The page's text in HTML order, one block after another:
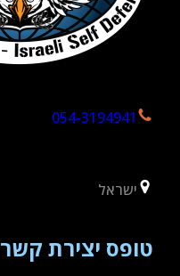
054-3194941
ישראל
טופס יצירת קשר